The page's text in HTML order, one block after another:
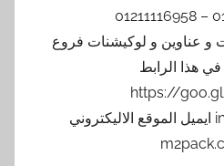
و عناوين و لوكيشنات فروع
هذا الرابط
https://
info@m2pack.com ايميل الموقع الاليكتروني